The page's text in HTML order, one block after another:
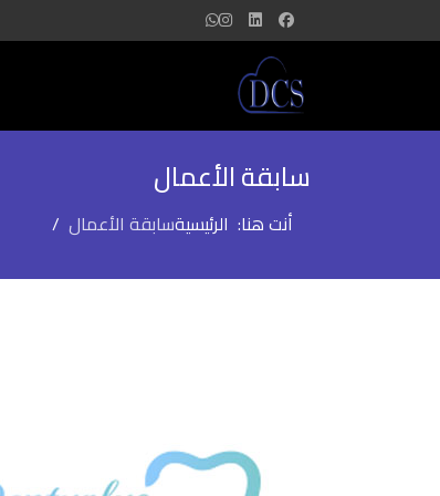
سابقة الأعمال
أنت هنا: الرئيسيةسابقة الأعمال